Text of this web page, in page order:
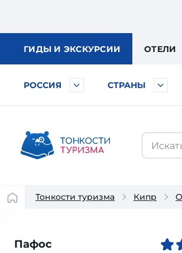
ГИДЫ И ЭКСКУРСИИ ОТЕЛИ
РОССИЯ СТРАНЫ
Тонкости туризма Кипр
Пафос